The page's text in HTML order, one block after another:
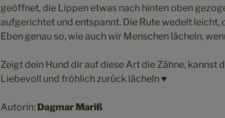
geöffnet, die Lippen etwas nach hinten oben
aufgerichtet und entspannt. Die Rute wedelt
Eben genau so, wie auch wir Menschen lächeln,
Zeigt dein Hund dir auf diese Art die Zähne, kannst
Liebevoll und fröhlich zurück lächeln ♥
Autorin: Dagmar Mariß